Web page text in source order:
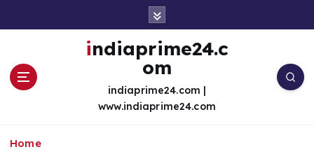
indiaprime24.c
om
indiaprime24.com |
www.indiaprime24.com
Home